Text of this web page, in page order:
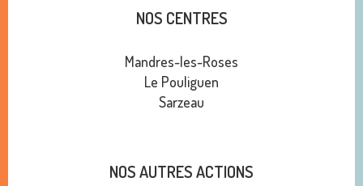
NOS CENTRES
Mandres-les-Roses
Le Pouliguen
Sarzeau
NOS AUTRES ACTIONS